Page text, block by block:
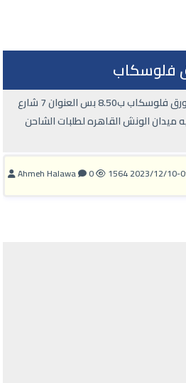
فلوسكاب
بفضل الله أرخص سعر فى مصر ورق فلوسكاب ب8.50 بس العنوان 7 شارع
الونش القاهره لطلبات الشاحن
Ahmeh Halawa 0 15642023/12/10-